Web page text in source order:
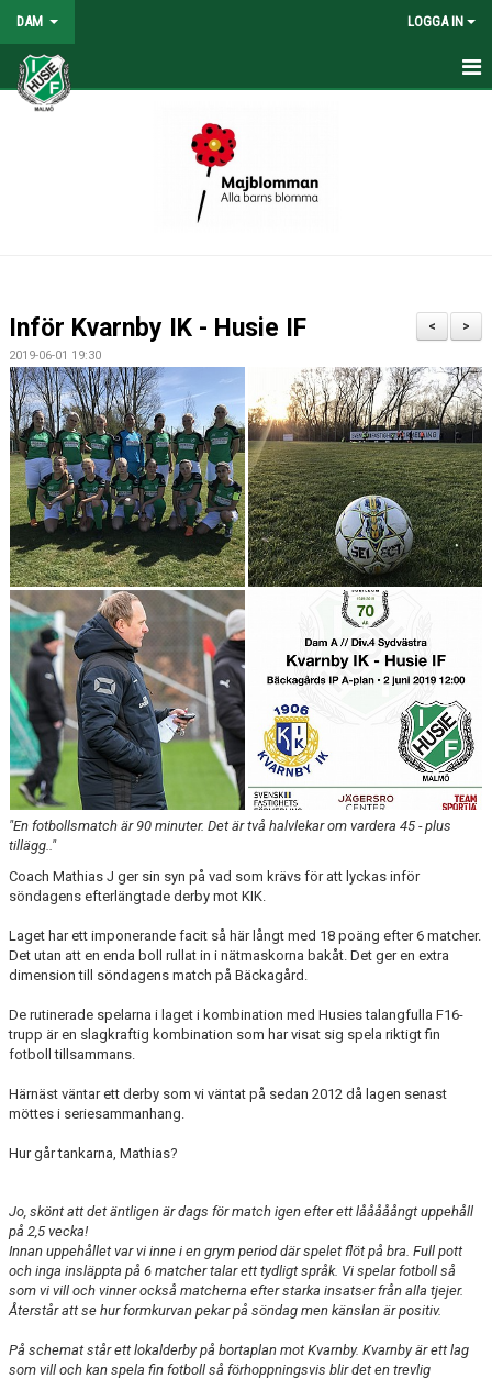
DAM LOGGA IN
HEM
MATCHER
>
<
Inför Kvarnby IK - Husie IF
2019-06-01 19:30
"En fotbollsmatch är 90 minuter. Det är två halvlekar om vardera 45 - plus
tillägg.."
Coach Mathias J ger sin syn på vad som krävs för att lyckas inför
söndagens efterlängtade derby mot KIK.
Laget har ett imponerande facit så här långt med 18 poäng efter 6 matcher.
Det utan att en enda boll rullat in i nätmaskorna bakåt. Det ger en extra
dimension till söndagens match på Bäckagård.
De rutinerade spelarna i laget i kombination med Husies talangfulla F16-
trupp är en slagkraftig kombination som har visat sig spela riktigt fin
fotboll tillsammans.
Härnäst väntar ett derby som vi väntat på sedan 2012 då lagen senast
möttes i seriesammanhang.
Hur går tankarna, Mathias?
Jo, skönt att det äntligen är dags för match igen efter ett lååååångt uppehåll
på 2,5 vecka!
Innan uppehållet var vi inne i en grym period där spelet flöt på bra. Full pott
och inga insläppta på 6 matcher talar ett tydligt språk. Vi spelar fotboll så
som vi vill och vinner också matcherna efter starka insatser från alla tjejer.
Återstår att se hur formkurvan pekar på söndag men känslan är positiv.
På schemat står ett lokalderby på bortaplan mot Kvarnby. Kvarnby är ett lag
som vill och kan spela fin fotboll så förhoppningsvis blir det en trevlig